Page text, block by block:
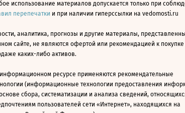
использование материалов допускается только при
перепечатки и при наличии гиперссылки на vedomosti.ru
аналитика, прогнозы и другие материалы,
сайте, не являются офертой или рекомендацией к покупке
каких-либо активов.
ресурсе применяются рекомендательные
(информационные технологии предоставления
сбора, систематизации и анализа сведений,
пользователей сети «Интернет», находящихся на